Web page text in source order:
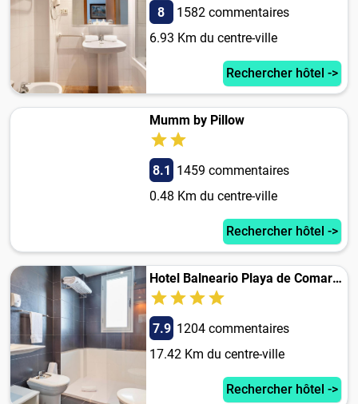
8
1582 commentaires
6.93 Km du centre-ville
Rechercher hôtel ->
Mumm by Pillow
8.1 1459 commentaires
0.48 Km du centre-ville
Rechercher hôtel ->
Hotel Balneario Playa de Comarruga
7.9 1204 commentaires
17.42 Km du centre-ville
Rechercher hôtel ->